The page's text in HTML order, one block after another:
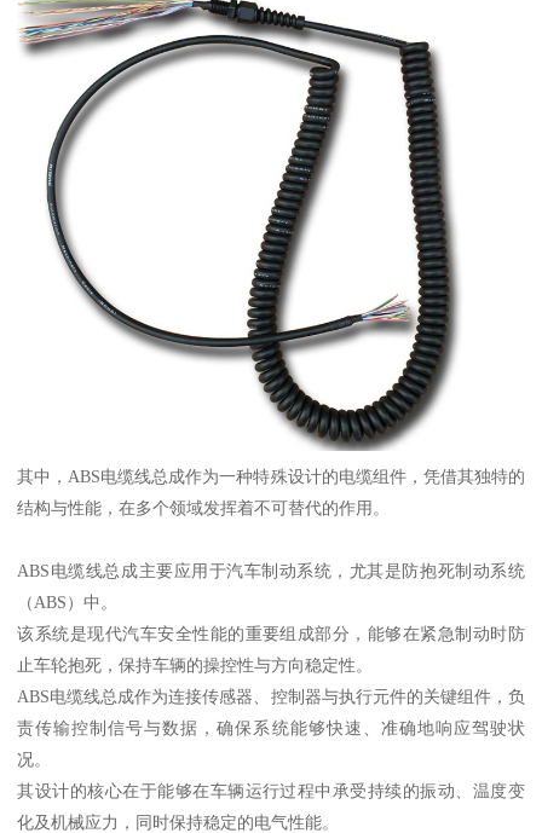
其中，ABS电缆线总成作为一种特殊设计的电缆组件，凭借其独特的
结构与性能，在多个领域发挥着不可替代的作用。
ABS电缆线总成主要应用于汽车制动系统，尤其是防抱死制动系统
（ABS）中。
该系统是现代汽车安全性能的重要组成部分，能够在紧急制动时防
止车轮抱死，保持车辆的操控性与方向稳定性。
ABS电缆线总成作为连接传感器、控制器与执行元件的关键组件，负
责传输控制信号与数据，确保系统能够快速、准确地响应驾驶状
况。
其设计的核心在于能够在车辆运行过程中承受持续的振动、温度变
化及机械应力，同时保持稳定的电气性能。